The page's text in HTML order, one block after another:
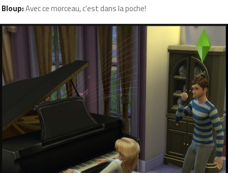
Bloup:Avec ce morceau, c'est dans la poche!